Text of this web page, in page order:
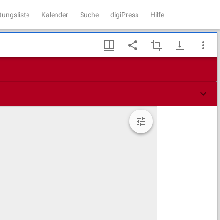
Kalender Suche digiPress Hilfe